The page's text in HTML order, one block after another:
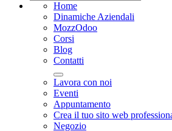
Home
Dinamiche Aziendali
MozzOdoo
Corsi
Blog
Contatti
Lavora con noi
Eventi
Appuntamento
Crea il tuo sito web
Negozio